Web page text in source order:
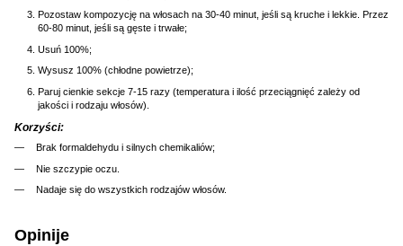
Pozostaw kompozycję na włosach na 30-40 minut, jeśli są kruche i lekkie. Przez
60-80 minut, jeśli są gęste i trwałe;
Usuń 100%;
Wysusz 100% (chłodne powietrze);
Paruj cienkie sekcje 7-15 razy (temperatura i ilość przeciągnięć zależy od
jakości i rodzaju włosów).
Korzyści:
Brak formaldehydu i silnych chemikaliów;
Nie szczypie oczu.
Nadaje się do wszystkich rodzajów włosów.
Opinije